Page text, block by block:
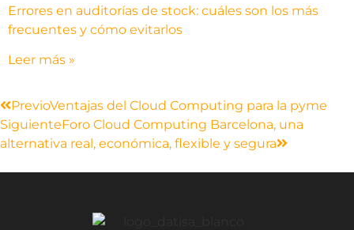
Errores en auditorías de stock: cuáles son los más
frecuentes y cómo evitarlos
Leer más »
PrevioVentajas del Cloud Computing para la pyme
SiguienteForo Cloud Computing Barcelona, una
alternativa real, económica, flexible y segura